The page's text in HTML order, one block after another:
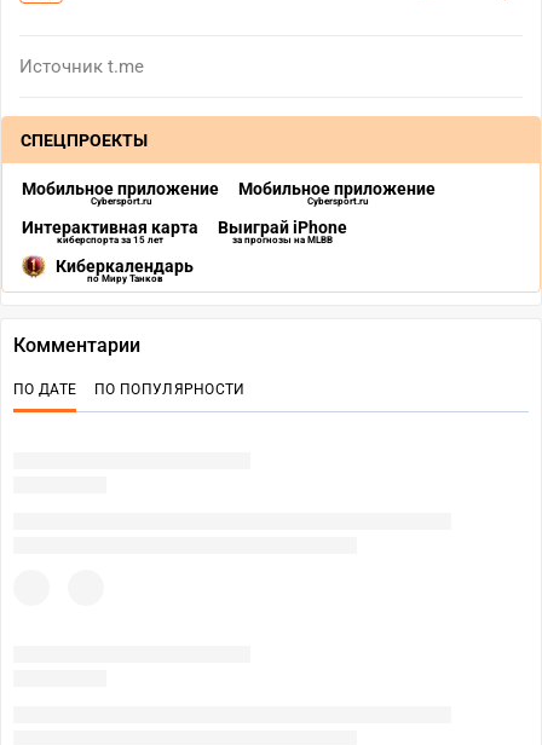
Источник t.me
СПЕЦПРОЕКТЫ
Мобильное приложение
Cybersport.ru
Мобильное приложение
Cybersport.ru
Интерактивная карта
киберспорта за 15 лет
Выиграй iPhone
за прогнозы на MLBB
Киберкалендарь
по Миру Танков
Комментарии
ПО ДАТЕ ПО ПОПУЛЯРНОСТИ